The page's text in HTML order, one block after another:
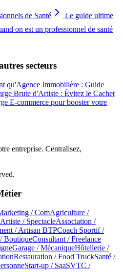
de Santé
Le guide ultime
on est un professionnel de santé
secteurs
qu'Agence Immobilière : Guide
Brute d'Artiste : Évitez le Cachet
E-commerce pour booster votre
entreprise. Centralisez,
/ ComAgriculture /
Artiste / SpectacleAssociation /
/ Artisan BTPCoach Sportif /
BoutiqueConsultant / Freelance
Garage / MécaniqueHôtellerie /
Restauration / Food TruckSanté /
Start-up / SaaSVTC /